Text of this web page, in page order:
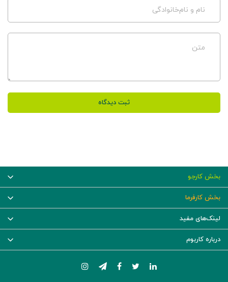
نام و نام‌خانوادگی
متن
ثبت دیدگاه
بخش کارجو
بخش کارفرما
لینک‌های مفید
درباره کاربوم